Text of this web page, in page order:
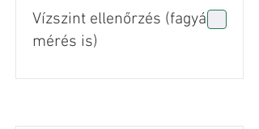
Vízszint ellenőrzés (fagyálló
mérés is)